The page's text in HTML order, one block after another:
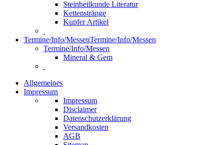
Steinheilkunde Literatur
Kettenstränge
Kupfer Artikel
Termine/Info/MessenTermine/Info/Messen
Termine/Info/Messen
Mineral & Gem
Allgemeines
Impressum
Impressum
Disclaimer
Datenschutzerklärung
Versandkosten
AGB